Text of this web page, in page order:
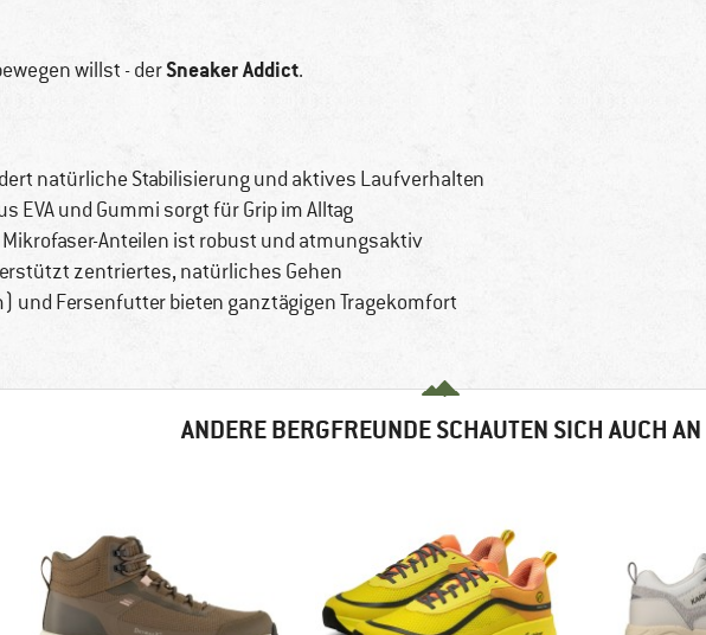
willst - derSneaker Addict.
natürliche Stabilisierung und aktives Laufverhalten
EVA und Gummi sorgt für Grip im Alltag
Anteilen ist robust und atmungsaktiv
zentriertes, natürliches Gehen
und Fersenfutter bieten ganztägigen Tragekomfort
ANDERE BERGFREUNDE SCHAUTEN SICH AUCH AN